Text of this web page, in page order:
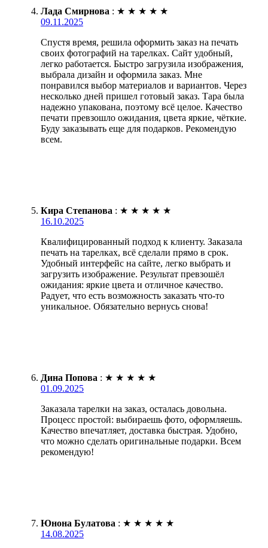
Лада Смирнова : ★ ★ ★ ★ ★
09.11.2025
Спустя время, решила оформить заказ на печать
своих фотографий на тарелках. Сайт удобный,
легко работается. Быстро загрузила изображения,
выбрала дизайн и оформила заказ. Мне
понравился выбор материалов и вариантов. Через
несколько дней пришел готовый заказ. Тара была
надежно упакована, поэтому всё целое. Качество
печати превзошло ожидания, цвета яркие, чёткие.
Буду заказывать еще для подарков. Рекомендую
всем.
Кира Степанова : ★ ★ ★ ★ ★
16.10.2025
Квалифицированный подход к клиенту. Заказала
печать на тарелках, всё сделали прямо в срок.
Удобный интерфейс на сайте, легко выбрать и
загрузить изображение. Результат превзошёл
ожидания: яркие цвета и отличное качество.
Радует, что есть возможность заказать что-то
уникальное. Обязательно вернусь снова!
Дина Попова : ★ ★ ★ ★ ★
01.09.2025
Заказала тарелки на заказ, осталась довольна.
Процесс простой: выбираешь фото, оформляешь.
Качество впечатляет, доставка быстрая. Удобно,
что можно сделать оригинальные подарки. Всем
рекомендую!
Юнона Булатова : ★ ★ ★ ★ ★
14.08.2025